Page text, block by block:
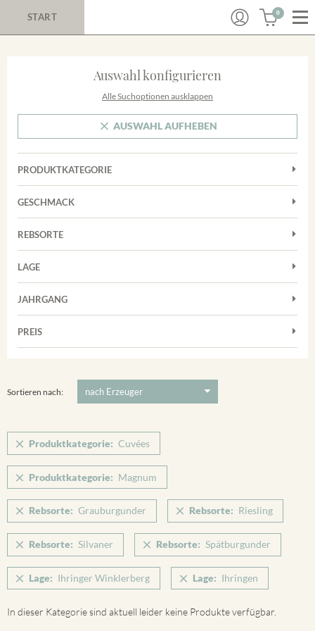
START 0
Auswahl konfigurieren
Alle Suchoptionen ausklappen
AUSWAHL AUFHEBEN
PRODUKTKATEGORIE
Cuvées
Rosé
Sekt
Trester/Spirituosen
Weißwein
Verpackung
GESCHMACK
Trocken
REBSORTE
Auxerrois
Cuvée
Grauburgunder
Riesling
Silvaner
Spätburgunder Rosé
Weissburgunder
LAGE
Achkarrer Schlossberg
Merdinger Bühl
Vorderer Winklerberg
Winklerberg
Winklerberg Winklen
JAHRGANG
PREIS
Sortieren nach:
Produktkategorie: Cuvées
Produktkategorie: Magnum
Rebsorte: Grauburgunder Rebsorte: Riesling
Rebsorte: Silvaner Rebsorte: Spätburgunder
Lage: Ihringer Winklerberg Lage: Ihringen
In dieser Kategorie sind aktuell leider keine Produkte verfügbar.